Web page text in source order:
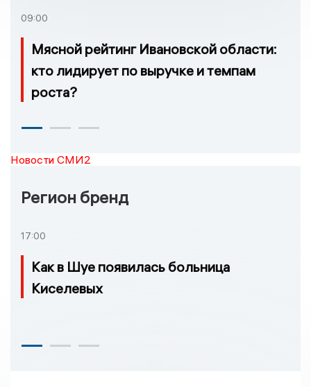
09:00
Мясной рейтинг Ивановской области:
кто лидирует по выручке и темпам
роста?
Новости СМИ2
Регион бренд
17:00
Как в Шуе появилась больница
Киселевых